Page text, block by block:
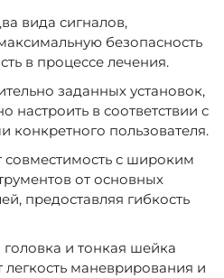
вида сигналов,
безопасность
в процессе лечения.
заданных установок,
настроить в соответствии с
конкретного пользователя.
совместимость с широким
от основных
предоставляя гибкость
и тонкая шейка
маневрирования и